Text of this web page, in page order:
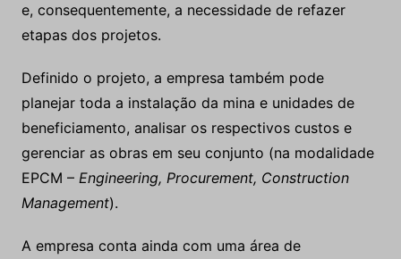
e, consequentemente, a necessidade de refazer
etapas dos projetos.
Definido o projeto, a empresa também pode
planejar toda a instalação da mina e unidades de
beneficiamento, analisar os respectivos custos e
gerenciar as obras em seu conjunto (na modalidade
EPCM –Engineering, Procurement, Construction
Management).
A empresa conta ainda com uma área de